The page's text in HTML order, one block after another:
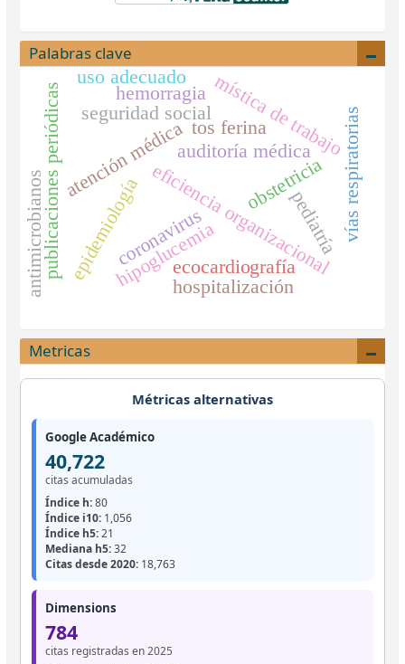
Palabras clave
atención médicaauditoría médica
seguridad socialmística de trabajo
eficiencia organizacional
hipoglucemia
obstetricia
hemorragia
publicaciones periódicas coronavirus
epidemiología vías respiratorias
ecocardiografía
uso adecuado
antimicrobianos pediatría
tos ferina
hospitalización
Metricas
Métricas alternativas
Google Académico
40,722
citas acumuladas
Índice h:80
Índice i10:1,056
Índice h5:21
Mediana h5:32
Citas desde 2020:18,763
Dimensions
784
citas registradas en 2025